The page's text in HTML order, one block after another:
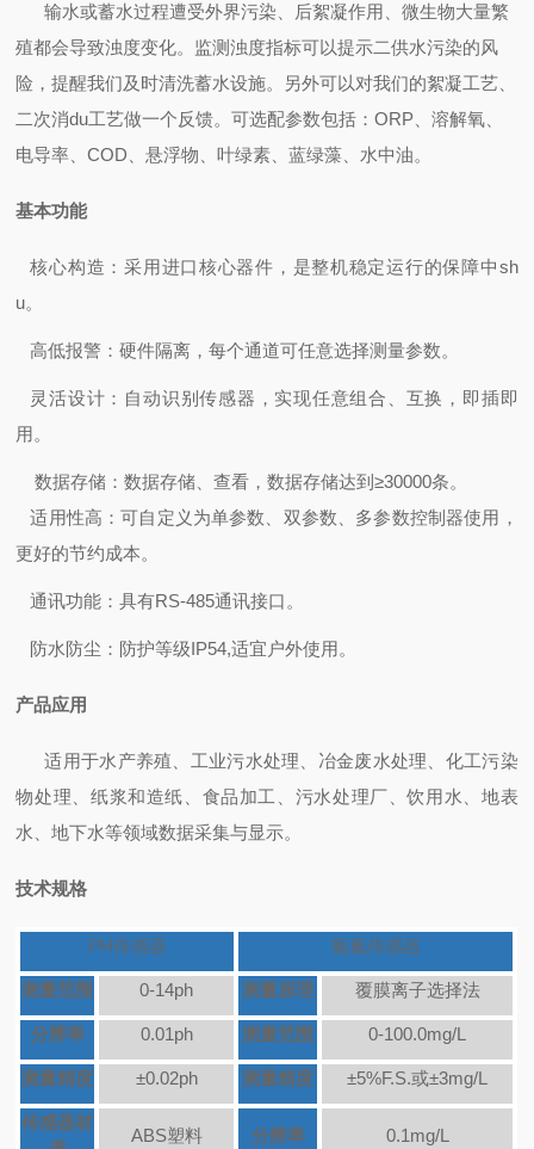
输水或蓄水过程遭受外界污染、后絮凝作用、微生物大量繁
殖都会导致浊度变化。监测浊度指标可以提示二供水污染的风
险，提醒我们及时清洗蓄水设施。另外可以对我们的絮凝工艺、
二次消du工艺做一个反馈。可选配参数包括：ORP、溶解氧、
电导率、COD、悬浮物、叶绿素、蓝绿藻、水中油。
基本功能
核心构造：采用进口核心器件，是整机稳定运行的保障中sh
u。
高低报警：硬件隔离，每个通道可任意选择测量参数。
灵活设计：自动识别传感器，实现任意组合、互换，即插即
用。
数据存储：数据存储、查看，数据存储达到≥30000条。
适用性高：可自定义为单参数、双参数、多参数控制器使用，
更好的节约成本。
通讯功能：具有RS-485通讯接口。
防水防尘：防护等级IP54,适宜户外使用。
产品应用
适用于水产养殖、工业污水处理、冶金废水处理、化工污染
物处理、纸浆和造纸、食品加工、污水处理厂、饮用水、地表
水、地下水等领域数据采集与显示。
技术规格
PH传感器 氨氮传感器
测量范围 0-14ph 测量原理 覆膜离子选择法
分辨率 0.01ph 测量范围 0-100.0mg/L
测量精度 ±0.02ph 测量精度 ±5%F.S.或±3mg/L
传感器材
ABS塑料 分辨率 0.1mg/L